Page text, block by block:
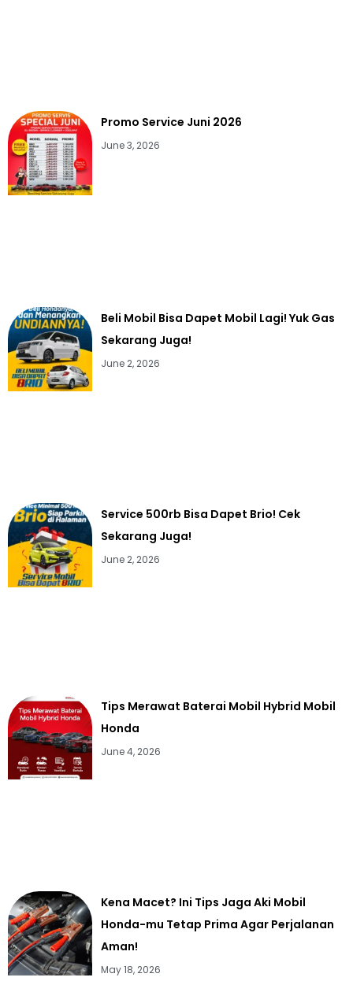
Promo Service Juni 2026
June 3, 2026
Beli Mobil Bisa Dapet Mobil Lagi! Yuk Gas
Sekarang Juga!
June 2, 2026
Service 500rb Bisa Dapet Brio! Cek
Sekarang Juga!
June 2, 2026
Tips Merawat Baterai Mobil Hybrid Mobil
Honda
June 4, 2026
Kena Macet? Ini Tips Jaga Aki Mobil
Honda-mu Tetap Prima Agar Perjalanan
Aman!
May 18, 2026